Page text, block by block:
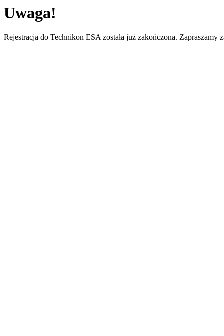
Uwaga!
Rejestracja do Technikon ESA została już zakończona. Zapraszamy